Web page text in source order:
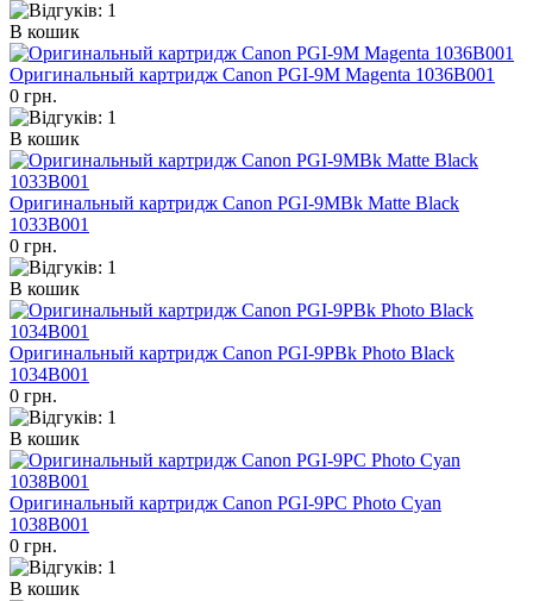
В кошик
Оригинальный картридж Canon PGI-9M Magenta 1036B001
0 грн.
В кошик
Оригинальный картридж Canon PGI-9MBk Matte Black
1033B001
0 грн.
В кошик
Оригинальный картридж Canon PGI-9PBk Photo Black
1034B001
0 грн.
В кошик
Оригинальный картридж Canon PGI-9PC Photo Cyan
1038B001
0 грн.
В кошик